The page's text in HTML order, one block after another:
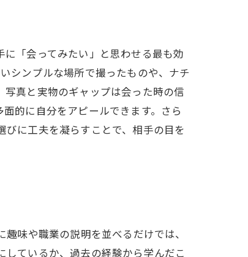
「会ってみたい」と思わせる最も効
シンプルな場所で撮ったものや、ナチ
真と実物のギャップは会った時の信
的に自分をアピールできます。さら
に工夫を凝らすことで、相手の目を
味や職業の説明を並べるだけでは、